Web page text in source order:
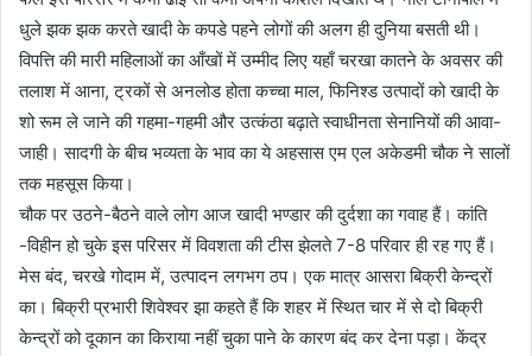
धुले झक झक करते खादी के कपडे पहने लोगों की अलग ही दुनिया बसती थी।
विपत्ति की मारी महिलाओं का आँखों में उम्मीद लिए यहाँ चरखा कातने के अवसर की
तलाश में आना, ट्रकों से अनलोड होता कच्चा माल, फिनिश्ड उत्पादों को खादी के
शो रूम ले जाने की गहमा-गहमी और उत्कंठा बढ़ाते स्वाधीनता सेनानियों की आवा-
जाही। सादगी के बीच भव्यता के भाव का ये अहसास एम एल अकेडमी चौक ने सालों
तक महसूस किया।
चौक पर उठने-बैठने वाले लोग आज खादी भण्डार की दुर्दशा का गवाह हैं। कांति
-विहीन हो चुके इस परिसर में विवशता की टीस झेलते 7-8 परिवार ही रह गए हैं।
मेस बंद, चरखे गोदाम में, उत्पादन लगभग ठप। एक मात्र आसरा बिक्री केन्द्रों
का। बिक्री प्रभारी शिवेश्वर झा कहते हैं कि शहर में स्थित चार में से दो बिक्री
केन्द्रों को दूकान का किराया नहीं चुका पाने के कारण बंद कर देना पड़ा। केंद्र